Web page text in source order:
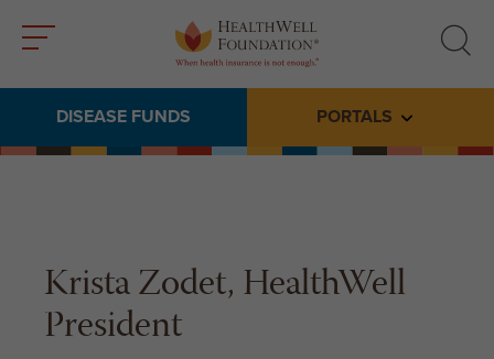
search
DISEASE FUNDS PORTALS Toggle
Krista Zodet, HealthWell
President